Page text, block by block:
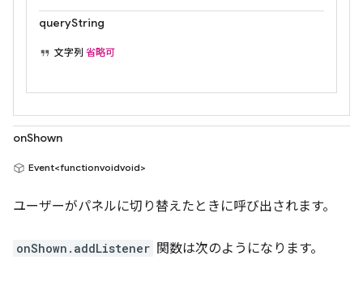
queryString
文字列 省略可
onShown
Event<functionvoidvoid>
ユーザーがパネルに切り替えたときに呼び出されます。
onShown.addListener 関数は次のようになります。